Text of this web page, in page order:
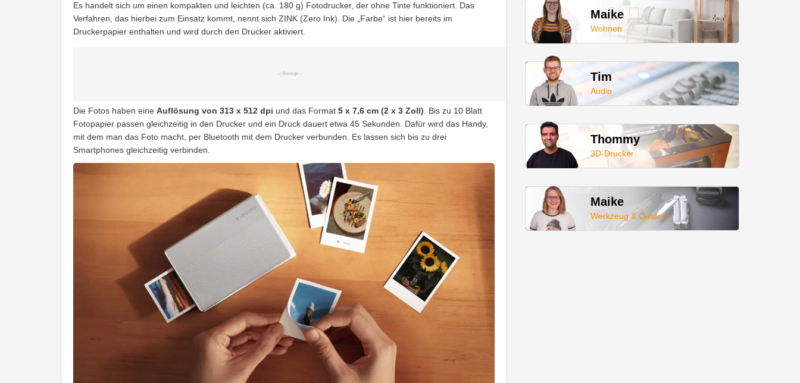
Es handelt sich um einen kompakten und leichten (ca. 180 g) Fotodrucker, der ohne Tinte funktioniert. Das
Verfahren, das hierbei zum Einsatz kommt, nennt sich ZINK (Zero Ink). Die „Farbe“ ist hier bereits im
Druckerpapier enthalten und wird durch den Drucker aktiviert.
Die Fotos haben eine Auflösung von 313 x 512 dpi und das Format 5 x 7,6 cm (2 x 3 Zoll). Bis zu 10 Blatt
Fotopapier passen gleichzeitig in den Drucker und ein Druck dauert etwa 45 Sekunden. Dafür wird das Handy,
mit dem man das Foto macht, per Bluetooth mit dem Drucker verbunden. Es lassen sich bis zu drei
Smartphones gleichzeitig verbinden.
Maike
Wohnen
Tim
Audio
Thommy
3D-Drucker
Maike
Werkzeug & Outdoor